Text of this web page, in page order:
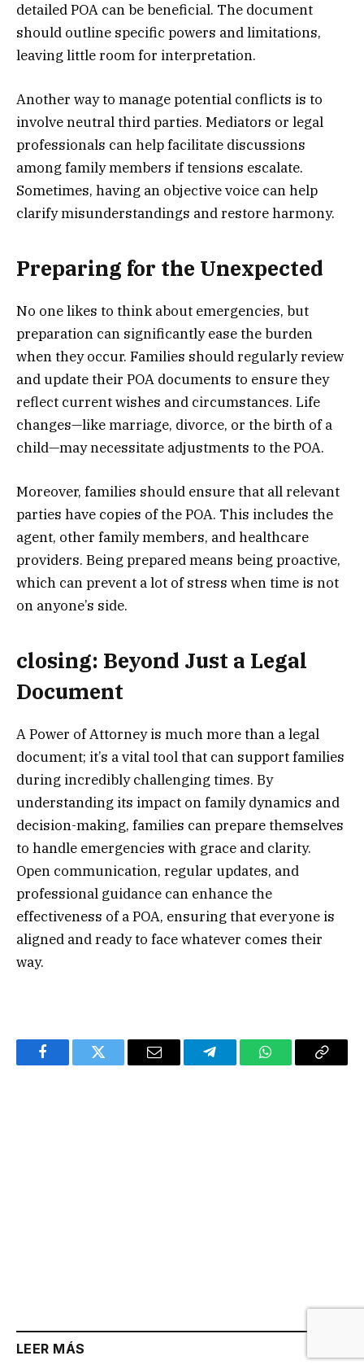
detailed POA can be beneficial. The document
should outline specific powers and limitations,
leaving little room for interpretation.
Another way to manage potential conflicts is to
involve neutral third parties. Mediators or legal
professionals can help facilitate discussions
among family members if tensions escalate.
Sometimes, having an objective voice can help
clarify misunderstandings and restore harmony.
Preparing for the Unexpected
No one likes to think about emergencies, but
preparation can significantly ease the burden
when they occur. Families should regularly review
and update their POA documents to ensure they
reflect current wishes and circumstances. Life
changes—like marriage, divorce, or the birth of a
child—may necessitate adjustments to the POA.
Moreover, families should ensure that all relevant
parties have copies of the POA. This includes the
agent, other family members, and healthcare
providers. Being prepared means being proactive,
which can prevent a lot of stress when time is not
on anyone’s side.
closing: Beyond Just a Legal
Document
A Power of Attorney is much more than a legal
document; it’s a vital tool that can support families
during incredibly challenging times. By
understanding its impact on family dynamics and
decision-making, families can prepare themselves
to handle emergencies with grace and clarity.
Open communication, regular updates, and
professional guidance can enhance the
effectiveness of a POA, ensuring that everyone is
aligned and ready to face whatever comes their
way.
FacebookTwitter Email TelegramWhatsAppCopy
LEER MÁS